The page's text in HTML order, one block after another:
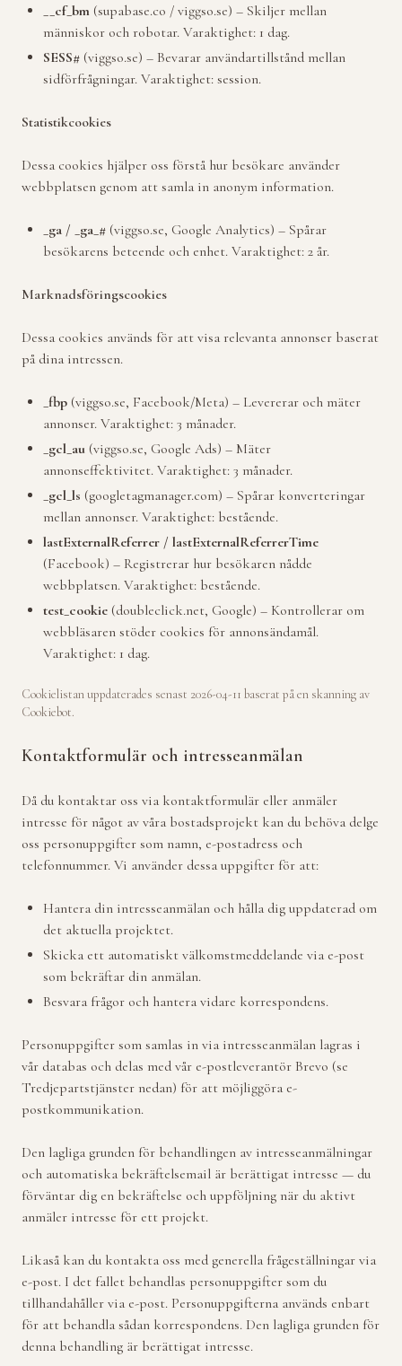
__cf_bm (supabase.co / viggso.se) – Skiljer mellan
människor och robotar. Varaktighet: 1 dag.
SESS# (viggso.se) – Bevarar användartillstånd mellan
sidförfrågningar. Varaktighet: session.
Statistikcookies
Dessa cookies hjälper oss förstå hur besökare använder
webbplatsen genom att samla in anonym information.
_ga / _ga_# (viggso.se, Google Analytics) – Spårar
besökarens beteende och enhet. Varaktighet: 2 år.
Marknadsföringscookies
Dessa cookies används för att visa relevanta annonser baserat
på dina intressen.
_fbp (viggso.se, Facebook/Meta) – Levererar och mäter
annonser. Varaktighet: 3 månader.
_gcl_au (viggso.se, Google Ads) – Mäter
annonseffektivitet. Varaktighet: 3 månader.
_gcl_ls (googletagmanager.com) – Spårar konverteringar
mellan annonser. Varaktighet: bestående.
lastExternalReferrer / lastExternalReferrerTime
(Facebook) – Registrerar hur besökaren nådde
webbplatsen. Varaktighet: bestående.
test_cookie (doubleclick.net, Google) – Kontrollerar om
webbläsaren stöder cookies för annonsändamål.
Varaktighet: 1 dag.
Cookielistan uppdaterades senast 2026-04-11 baserat på en skanning av
Cookiebot.
Kontaktformulär och intresseanmälan
Då du kontaktar oss via kontaktformulär eller anmäler
intresse för något av våra bostadsprojekt kan du behöva delge
oss personuppgifter som namn, e-postadress och
telefonnummer. Vi använder dessa uppgifter för att:
Hantera din intresseanmälan och hålla dig uppdaterad om
det aktuella projektet.
Skicka ett automatiskt välkomstmeddelande via e-post
som bekräftar din anmälan.
Besvara frågor och hantera vidare korrespondens.
Personuppgifter som samlas in via intresseanmälan lagras i
vår databas och delas med vår e-postleverantör Brevo (se
Tredjepartstjänster nedan) för att möjliggöra e-
postkommunikation.
Den lagliga grunden för behandlingen av intresseanmälningar
och automatiska bekräftelsemail är berättigat intresse — du
förväntar dig en bekräftelse och uppföljning när du aktivt
anmäler intresse för ett projekt.
Likaså kan du kontakta oss med generella frågeställningar via
e-post. I det fallet behandlas personuppgifter som du
tillhandahåller via e-post. Personuppgifterna används enbart
för att behandla sådan korrespondens. Den lagliga grunden för
denna behandling är berättigat intresse.